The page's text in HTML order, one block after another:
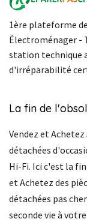
1ère plateforme
Électroménager -
station technique
d'irréparabilité
La fin de
Vendez et
détachées
Hi-Fi. Ici c'est la
et Achetez des
détachées pas
seconde vie à